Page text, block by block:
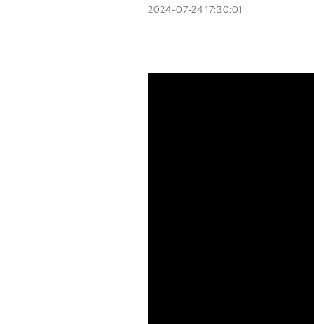
2024-07-24 17:30:01